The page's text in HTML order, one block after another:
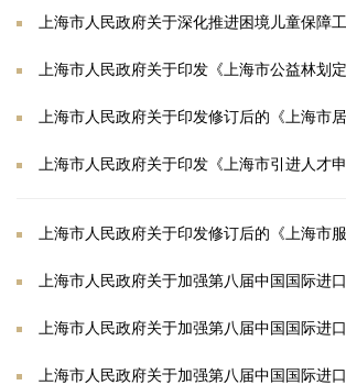
上海市人民政府关于深化推进困境儿童保障
上海市人民政府关于印发《上海市公益林划定和管
上海市人民政府关于印发修订后的《上海市居住证申办
上海市人民政府关于印发《上海市引进人才申办本市常住户口办法》《持有〈上海市居住证〉人员申
上海市人民政府关于印发修订后的《上海市服务业发展引导资金使用和
上海市人民政府关于加强第八届中国国际进口博览会期间乘坐公共交通
上海市人民政府关于加强第八届中国国际进口博览会期间枪支弹药、爆炸、剧毒、放射性、易制毒
上海市人民政府关于加强第八届中国国际进口博览会期间无人机等“低慢小”